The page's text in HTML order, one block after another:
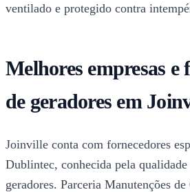
ventilado e protegido contra
Melhores empresas e
de geradores em
Joinville conta com fornecedores
Dublintec, conhecida pela qualidade
geradores. Parceria Manutenções